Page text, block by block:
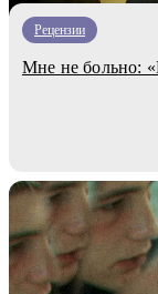
Рецензии
Мне не больно: